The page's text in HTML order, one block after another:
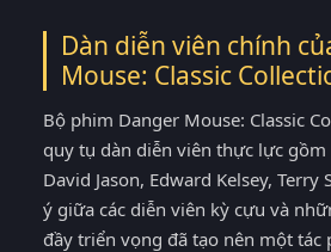
Dàn diễn viên chính
Mouse: Classic
Bộ phim Danger Mouse: Classic
quy tụ dàn diễn viên thực lực gồm
David Jason, Edward Kelsey, Terry
ý giữa các diễn viên kỳ cựu và
đầy triển vọng đã tạo nên một tác